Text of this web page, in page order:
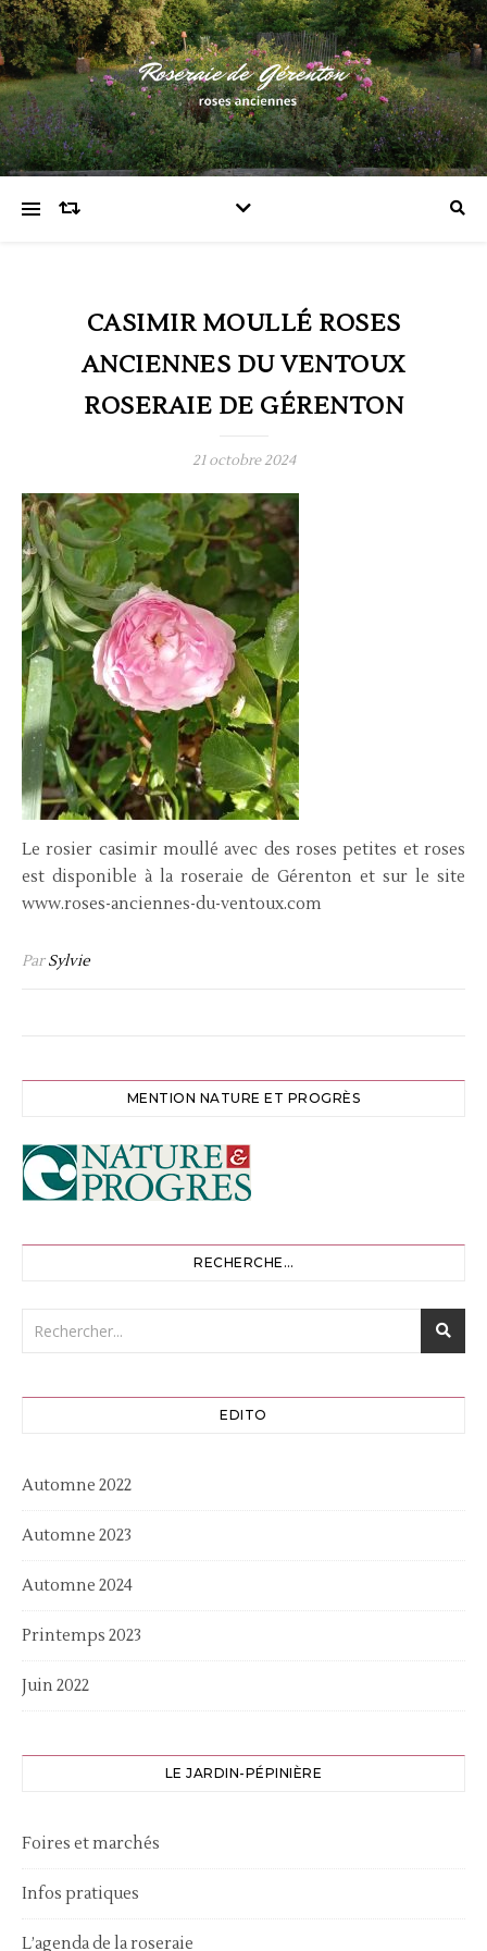
CASIMIR MOULLÉ ROSES
ANCIENNES DU VENTOUX
ROSERAIE DE GÉRENTON
21 octobre 2024
Le rosier casimir moullé avec des roses petites et roses
est disponible à la roseraie de Gérenton et sur le site
www.roses-anciennes-du-ventoux.com
ParSylvie
MENTION NATURE ET PROGRÈS
RECHERCHE…
EDITO
Automne 2022
Automne 2023
Automne 2024
Printemps 2023
Juin 2022
LE JARDIN-PÉPINIÈRE
Foires et marchés
Infos pratiques
L’agenda de la roseraie